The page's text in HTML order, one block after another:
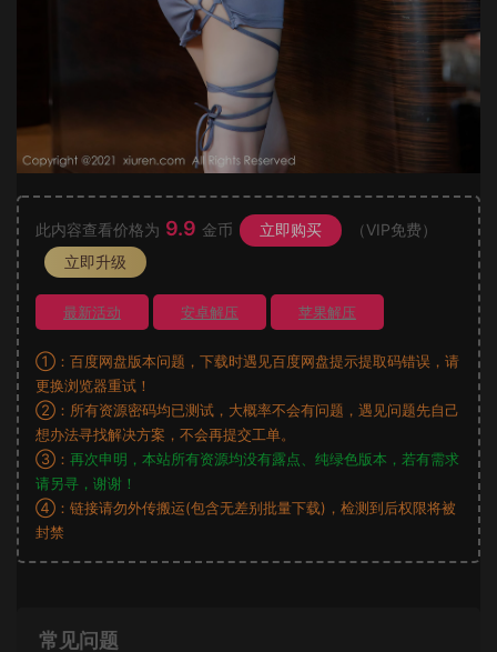
此内容查看价格为 9.9 金币 立即购买
（VIP免费）
立即升级
最新活动 安卓解压 苹果解压
①：百度网盘版本问题，下载时遇见百度网盘提示提取码错误，请
更换浏览器重试！
②：所有资源密码均已测试，大概率不会有问题，遇见问题先自己
想办法寻找解决方案，不会再提交工单。
③： 再次申明，本站所有资源均没有露点、纯绿色版本，若有需求
请另寻，谢谢！
④：链接请勿外传搬运(包含无差别批量下载)，检测到后权限将被
封禁
常见问题